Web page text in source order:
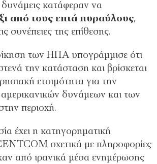
δυνάμεις κατάφεραν να
από τους επτά πυραύλους,
συνέπειες της επίθεσης.
των ΗΠΑ υπογράμμισε ότι
την κατάσταση και βρίσκεται
ετοιμότητα για την
δυνάμεων και των
περιοχή.
έχει η κατηγορηματική
σχετικά με πληροφορίες
από ιρανικά μέσα ενημέρωσης